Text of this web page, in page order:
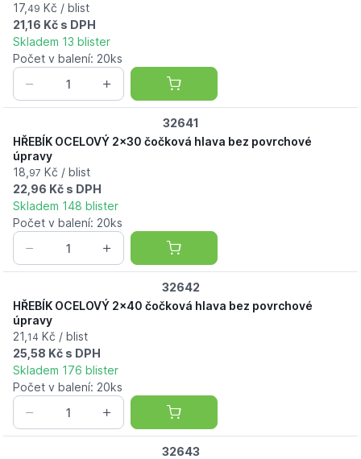
17, 49 Kč / blist
21,16 Kč s DPH
Skladem 13 blister
Počet v balení: 20ks
32641
HŘEBÍK OCELOVÝ 2x30 čočková hlava bez povrchové
úpravy
18, 97 Kč / blist
22,96 Kč s DPH
Skladem 148 blister
Počet v balení: 20ks
32642
HŘEBÍK OCELOVÝ 2x40 čočková hlava bez povrchové
úpravy
21, 14 Kč / blist
25,58 Kč s DPH
Skladem 176 blister
Počet v balení: 20ks
32643